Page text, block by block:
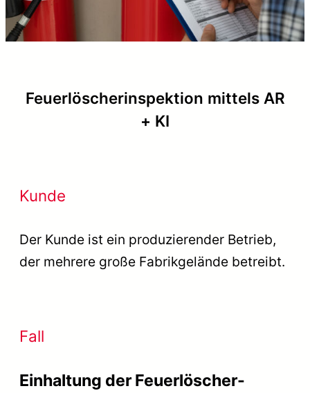
Feuerlöscherinspektion mittels AR
+ KI
Kunde
Der Kunde ist ein produzierender Betrieb,
der mehrere große Fabrikgelände betreibt.
Fall
Einhaltung der Feuerlöscher-